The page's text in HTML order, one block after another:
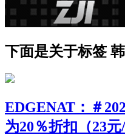
下面是关于标签
EDGENAT：＃
为20％折扣（23